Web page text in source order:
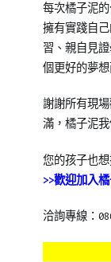
每次橘子泥
擁有實踐自
習、親自見
個更好的夢
謝謝所有現
滿，橘子泥我
您的孩子也
>>歡迎加入
洽詢專線：